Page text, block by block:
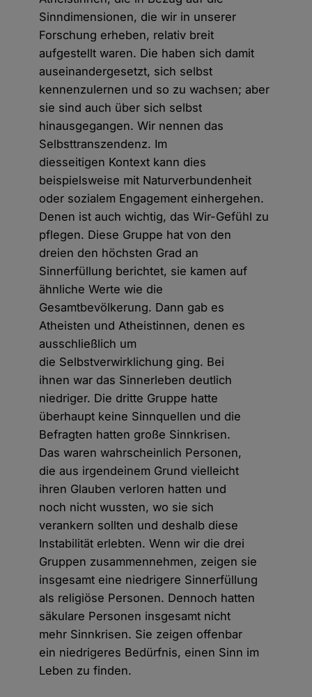
Sinndimensionen, die wir in unserer
Forschung erheben, relativ breit
aufgestellt waren. Die haben sich damit
auseinandergesetzt, sich selbst
kennenzulernen und so zu wachsen; aber
sie sind auch über sich selbst
hinausgegangen. Wir nennen das
Selbsttranszendenz. Im
diesseitigen Kontext kann dies
beispielsweise mit Naturverbundenheit
oder sozialem Engagement einhergehen.
Denen ist auch wichtig, das Wir-Gefühl zu
pflegen. Diese Gruppe hat von den
dreien den höchsten Grad an
Sinnerfüllung berichtet, sie kamen auf
ähnliche Werte wie die
Gesamtbevölkerung. Dann gab es
Atheisten und Atheistinnen, denen es
ausschließlich um
die Selbstverwirklichung ging. Bei
ihnen war das Sinnerleben deutlich
niedriger. Die dritte Gruppe hatte
überhaupt keine Sinnquellen und die
Befragten hatten große Sinnkrisen.
Das waren wahrscheinlich Personen,
die aus irgendeinem Grund vielleicht
ihren Glauben verloren hatten und
noch nicht wussten, wo sie sich
verankern sollten und deshalb diese
Instabilität erlebten. Wenn wir die drei
Gruppen zusammennehmen, zeigen sie
insgesamt eine niedrigere Sinnerfüllung
als religiöse Personen. Dennoch hatten
säkulare Personen insgesamt nicht
mehr Sinnkrisen. Sie zeigen offenbar
ein niedrigeres Bedürfnis, einen Sinn im
Leben zu finden.